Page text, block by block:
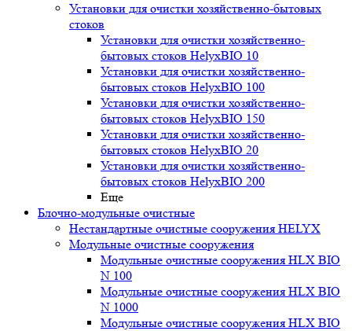
Установки для очистки хозяйственно-бытовых
стоков
Установки для очистки хозяйственно-
бытовых стоков HelyxBIO 10
Установки для очистки хозяйственно-
бытовых стоков HelyxBIO 100
Установки для очистки хозяйственно-
бытовых стоков HelyxBIO 150
Установки для очистки хозяйственно-
бытовых стоков HelyxBIO 20
Установки для очистки хозяйственно-
бытовых стоков HelyxBIO 200
Еще
Блочно-модульные очистные
Нестандартные очистные сооружения HELYX
Модульные очистные сооружения
Модульные очистные сооружения HLX BIO
N 100
Модульные очистные сооружения HLX BIO
N 1000
Модульные очистные сооружения HLX BIO